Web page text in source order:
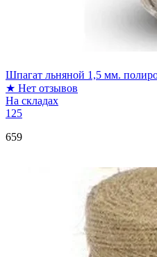
Шпагат льняной 1,5 мм.
★ Нет отзывов
На складах
125
659